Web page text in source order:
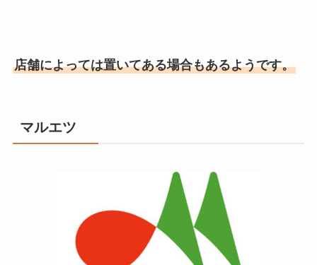
店舗によっては置いてある場合もあるようです。
マルエツ